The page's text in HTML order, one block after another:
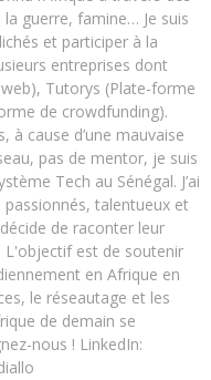
la guerre, famine… Je suis
et participer à la
entreprises dont
Tutorys (Plate-forme
de crowdfunding).
à cause d’une mauvaise
pas de mentor, je suis
Tech au Sénégal. J’ai
talentueux et
de raconter leur
L'objectif est de soutenir
en Afrique en
le réseautage et les
de demain se
nous ! LinkedIn: